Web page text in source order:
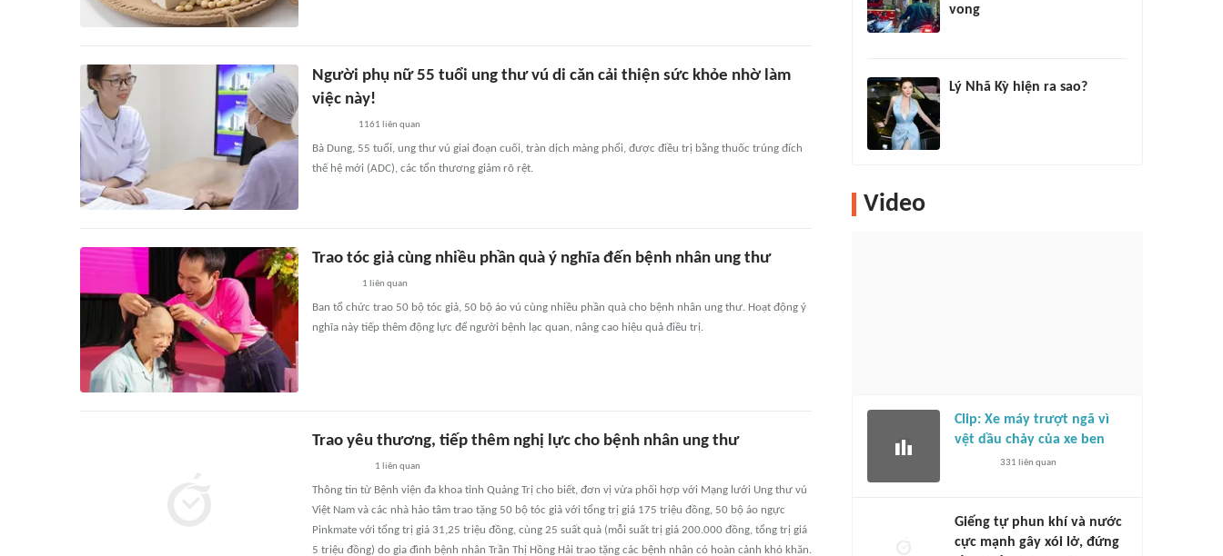
Người phụ nữ 55 tuổi ung thư vú di căn cải thiện sức khỏe nhờ làm
việc này!
1161 liên quan
Bà Dung, 55 tuổi, ung thư vú giai đoạn cuối, tràn dịch màng phổi, được điều trị bằng thuốc trúng đích
thế hệ mới (ADC), các tổn thương giảm rõ rệt.
Trao tóc giả cùng nhiều phần quà ý nghĩa đến bệnh nhân ung thư
1 liên quan
Ban tổ chức trao 50 bộ tóc giả, 50 bộ áo vú cùng nhiều phần quà cho bệnh nhân ung thư. Hoạt động ý
nghĩa này tiếp thêm động lực để người bệnh lạc quan, nâng cao hiệu quả điều trị.
Trao yêu thương, tiếp thêm nghị lực cho bệnh nhân ung thư
1 liên quan
Thông tin từ Bệnh viện đa khoa tỉnh Quảng Trị cho biết, đơn vị vừa phối hợp với Mạng lưới Ung thư vú
Việt Nam và các nhà hảo tâm trao tặng 50 bộ tóc giả với tổng trị giá 175 triệu đồng, 50 bộ áo ngực
Pinkmate với tổng trị giá 31,25 triệu đồng, cùng 25 suất quà (mỗi suất trị giá 200.000 đồng, tổng trị giá
5 triệu đồng) do gia đình bệnh nhân Trần Thị Hồng Hải trao tặng các bệnh nhân có hoàn cảnh khó khăn.
vong
Lý Nhã Kỳ hiện ra sao?
Video
Clip: Xe máy trượt ngã vì
vệt dầu chảy của xe ben
331 liên quan
Giếng tự phun khí và nước
cực mạnh gây xói lở, đứng